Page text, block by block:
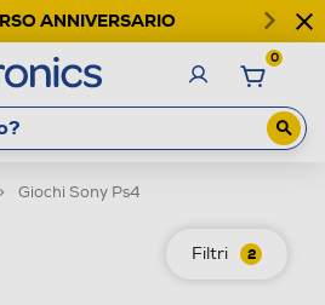
ANNIVERSARIO
0
Giochi Sony Ps4
Filtri 2